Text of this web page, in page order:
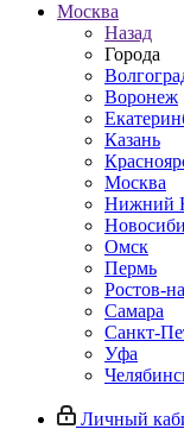
Москва
Назад
Города
Воронеж
Казань
Москва
Нижний
Омск
Пермь
Ростов-
Самара
Санкт-
Уфа
Личный